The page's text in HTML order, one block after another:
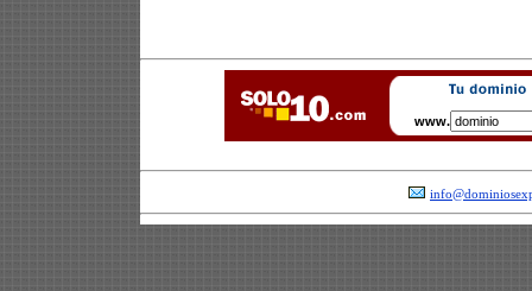
www.